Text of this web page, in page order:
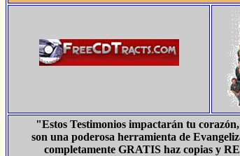
"Estos Testimonios impactarán tu
son una poderosa herramienta de
completamente GRATIS haz copias y